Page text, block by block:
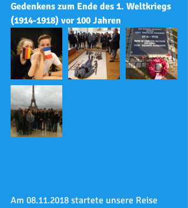
Gedenkens zum Ende des 1. Weltkriegs
(1914-1918) vor 100 Jahren
Am 08.11.2018 startete unsere Reise